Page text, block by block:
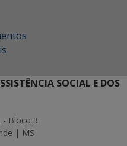
SOCIAL E DOS
- Bloco 3
| MS